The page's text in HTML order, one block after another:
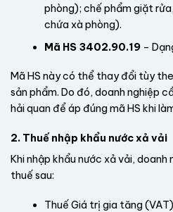
phòng); chế phẩm giặt
chứa xà phòng).
Mã HS 3402.90.19–
Mã HS này có thể thay đổi tùy
sản phẩm. Do đó, doanh nghiệp
hải quan để áp đúng mã HS khi
2. Thuế nhập khẩu nước xả vải
Khi nhập khẩu nước xả vải,
thuế sau:
Thuế Giá trị gia tăng